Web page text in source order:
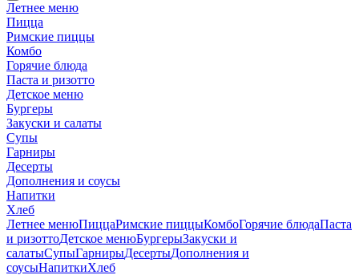
Летнее меню
Пицца
Римские пиццы
Комбо
Горячие блюда
Паста и ризотто
Детское меню
Бургеры
Закуски и салаты
Супы
Гарниры
Десерты
Дополнения и соусы
Напитки
Хлеб
Летнее менюПиццаРимские пиццыКомбоГорячие блюдаПаста
и ризоттоДетское менюБургерыЗакуски и
салатыСупыГарнирыДесертыДополнения и
соусыНапиткиХлеб